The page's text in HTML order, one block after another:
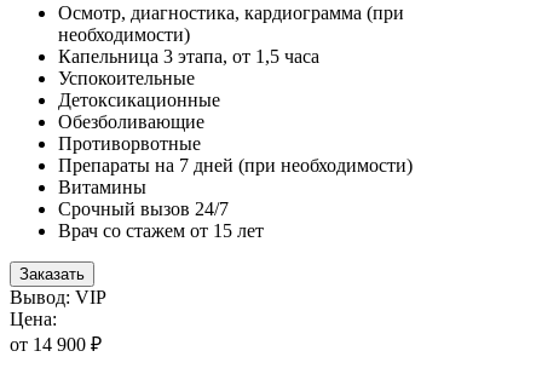
Осмотр, диагностика, кардиограмма (при
необходимости)
Капельница 3 этапа, от 1,5 часа
Успокоительные
Детоксикационные
Обезболивающие
Противорвотные
Препараты на 7 дней (при необходимости)
Витамины
Срочный вызов 24/7
Врач со стажем от 15 лет
Заказать
Вывод: VIP
Цена:
от 14 900 ₽